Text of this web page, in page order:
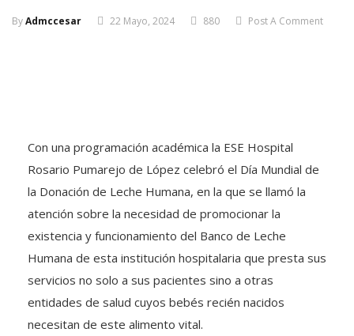
ByAdmccesar 22 Mayo, 2024 880 Post A Comment
Con una programación académica la ESE Hospital
Rosario Pumarejo de López celebró el Día Mundial de
la Donación de Leche Humana, en la que se llamó la
atención sobre la necesidad de promocionar la
existencia y funcionamiento del Banco de Leche
Humana de esta institución hospitalaria que presta sus
servicios no solo a sus pacientes sino a otras
entidades de salud cuyos bebés recién nacidos
necesitan de este alimento vital.